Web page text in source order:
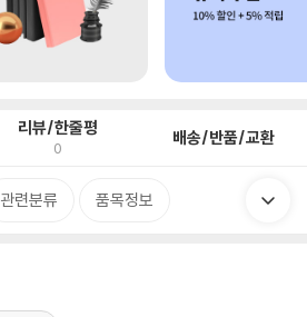
리뷰/한줄평
0 배송/반품/교환
관련분류 품목정보